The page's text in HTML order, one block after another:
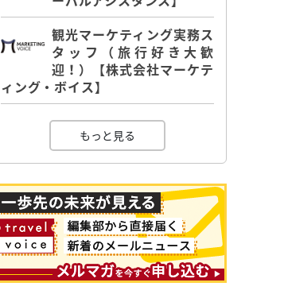
観光マーケティング実務ス
タッフ（旅行好き大歓
迎！）【株式会社マーケテ
ィング・ボイス】
もっと見る